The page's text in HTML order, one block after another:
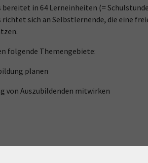
in 64 Lerneinheiten (=
sich an Selbstlernende, die eine
folgende Themengebiete:
planen
von Auszubildenden mitwirken
oder Qualifikationen notwendig.